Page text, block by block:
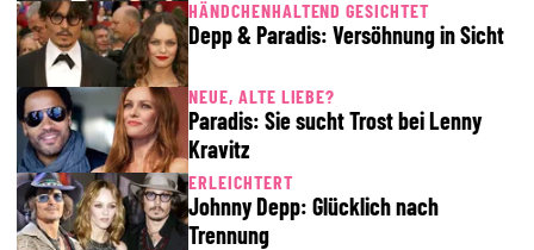
HÄNDCHENHALTEND GESICHTET
Depp & Paradis: Versöhnung in Sicht
NEUE, ALTE LIEBE?
Paradis: Sie sucht Trost bei Lenny
Kravitz
ERLEICHTERT
Johnny Depp: Glücklich nach
Trennung